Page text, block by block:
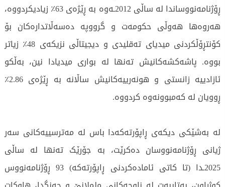
ڕۆژنامەنووساندا لە ساڵی 2012ـەوە بە ڕێژەی 63٪ زیادیکردووە،
هەروەها هەوڵی حکومەت و گرووپە دەسەڵاتدارەکان بۆ
کۆنتڕۆڵکردنی میدیای تەقلیدی و دیجیتاڵی نزیکەی 48٪ زیاتر
بووە. پاشەکشەکانیش تەنها لە بواری میدیادا نین، بەڵکو
ئازادییە زانستی و هونەرییەکانیش ساڵانە بە ڕێژەی 2.86٪
ڕوویان لە کەمبوونەوە کردووە.
لە بەشێکی دیکەی ڕاپۆرتەکەدا باس لە مەترسییەکانی سەر
ژیانی ڕۆژنامەنووسان دەکرێت، بە جۆرێک تەنها لە ساڵی
2025ـدا (تا کاتی ئامادەکردنی ڕاپۆرتەکە) 93 ڕۆژنامەنووس